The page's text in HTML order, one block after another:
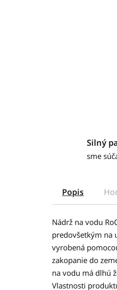
Silný
sme
Popis
Nádrž na vodu
predovšetkým na
vyrobená
zakopanie do
na vodu má dlhú
Vlastnosti